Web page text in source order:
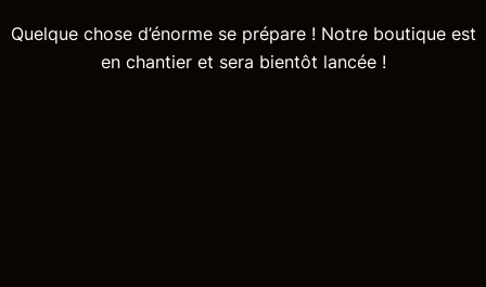
Quelque chose d’énorme se prépare ! Notre boutique est
en chantier et sera bientôt lancée !